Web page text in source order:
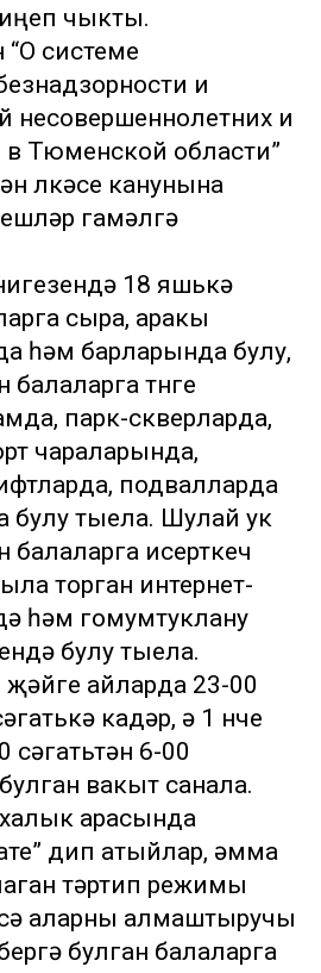
чыкты.
системе
и
несовершеннолетних и
Тюменской области”
өлкәсе канунына
гамәлгә
18 яшькә
сыра, аракы
һәм барларында булу,
төнге
парк-скверларда,
чараларында,
подвалларда
булу тыела. Шулай ук
балаларга исерткеч
торган интернет-
һәм гомумтуклану
булу тыела.
җәйге айларда 23-00
кадәр, ә 1 нче
сәгатьтән 6-00
вакыт санала.
арасында
дип атыйлар, әмма
тәртип режимы
аларны алмаштыручы
булган балаларга